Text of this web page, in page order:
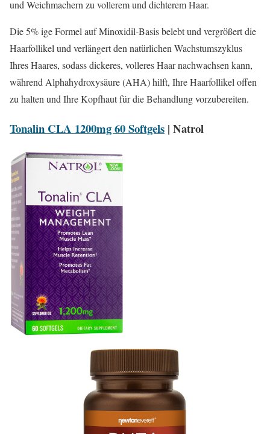
und Weichmachern zu vollerem und dichterem Haar.
Die 5% ige Formel auf Minoxidil-Basis belebt und vergrößert die
Haarfollikel und verlängert den natürlichen Wachstumszyklus
Ihres Haares, sodass dickeres, volleres Haar nachwachsen kann,
während Alphahydroxysäure (AHA) hilft, Ihre Haarfollikel offen
zu halten und Ihre Kopfhaut für die Behandlung vorzubereiten.
Tonalin CLA 1200mg 60 Softgels | Natrol